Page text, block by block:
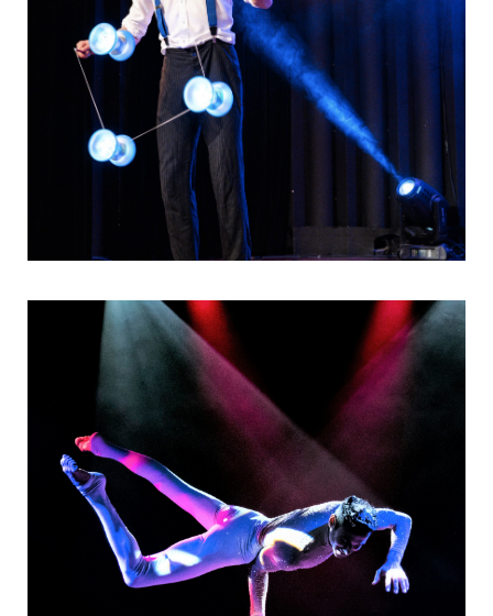
Divertir d’une manière inédite, avec un show à
la…
Visuelles
Visuelles